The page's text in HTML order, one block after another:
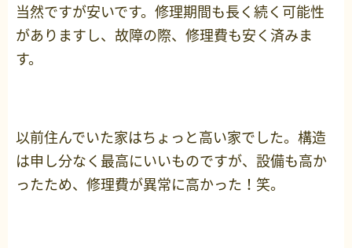
当然ですが安いです。修理期間も長く続く可能性
がありますし、故障の際、修理費も安く済みま
す。
以前住んでいた家はちょっと高い家でした。構造
は申し分なく最高にいいものですが、設備も高か
ったため、修理費が異常に高かった！笑。